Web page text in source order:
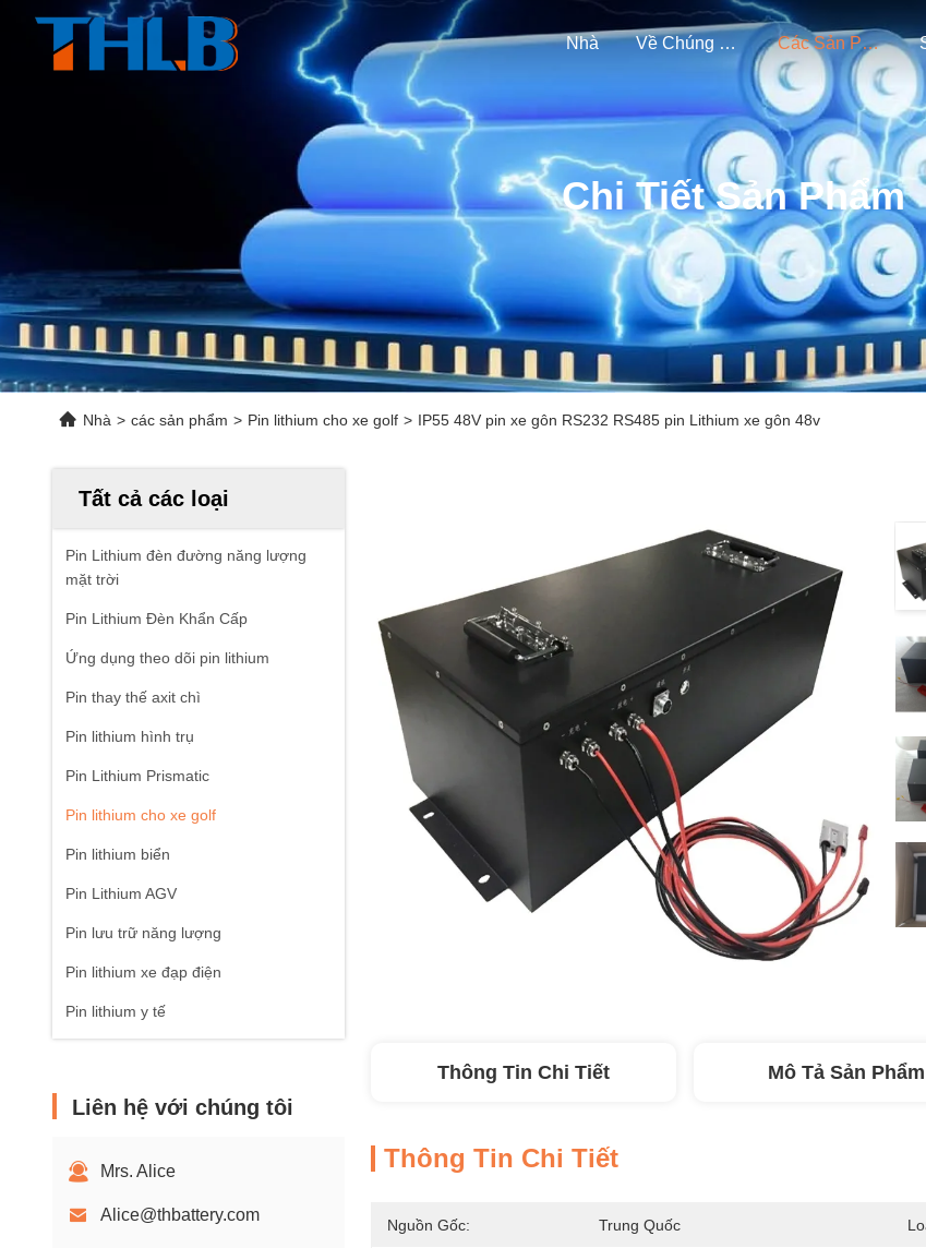
Nhà Về Chúng Tôi Các Sản Phẩm
Chi Tiết Sản Phẩm
Nhà > các sản phẩm > Pin lithium cho xe golf > IP55 48V pin xe gôn RS232 RS485 pin Lithium xe gôn 48v
Tất cả các loại
Pin Lithium đèn đường năng lượng
mặt trời
Pin Lithium Đèn Khẩn Cấp
Ứng dụng theo dõi pin lithium
Pin thay thế axit chì
Pin lithium hình trụ
Pin Lithium Prismatic
Pin lithium cho xe golf
Pin lithium biển
Pin Lithium AGV
Pin lưu trữ năng lượng
Pin lithium xe đạp điện
Pin lithium y tế
Liên hệ với chúng tôi
Mrs. Alice
Alice@thbattery.com
Thông Tin Chi Tiết Mô Tả Sản Phẩm
Thông Tin Chi Tiết
Nguồn Gốc: Trung Quốc